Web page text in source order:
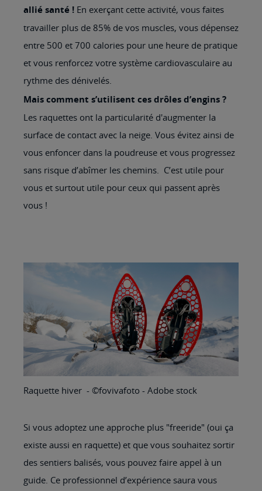
allié santé ! En exerçant cette activité, vous faites
travailler plus de 85% de vos muscles, vous dépensez
entre 500 et 700 calories pour une heure de pratique
et vous renforcez votre système cardiovasculaire au
rythme des dénivelés.
Mais comment s’utilisent ces drôles d’engins ?
Les raquettes ont la particularité d'augmenter la
surface de contact avec la neige. Vous évitez ainsi de
vous enfoncer dans la poudreuse et vous progressez
sans risque d’abîmer les chemins. C’est utile pour
vous et surtout utile pour ceux qui passent après
vous !
Raquette hiver - ©fovivafoto - Adobe stock
Si vous adoptez une approche plus "freeride" (oui ça
existe aussi en raquette) et que vous souhaitez sortir
des sentiers balisés, vous pouvez faire appel à un
guide. Ce professionnel d’expérience saura vous